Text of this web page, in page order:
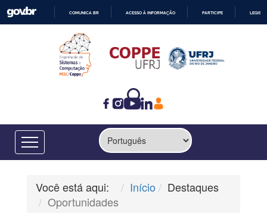
CONTEÚDO
COMUNICA BR ACESSO À INFORMAÇÃO PARTICIPE
Você está aqui: Início
Destaques
Oportunidades